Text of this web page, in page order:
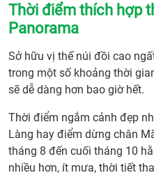
Thời điểm thích hợp
Panorama
Sở hữu vị thế núi đồi cao
trong một số khoảng thời
sẽ dễ dàng hơn bao giờ hết.
Thời điểm ngắm cảnh đẹp
Làng hay điểm dừng chân
tháng 8 đến cuối tháng 10
nhiều hơn, ít mưa, thời tiết